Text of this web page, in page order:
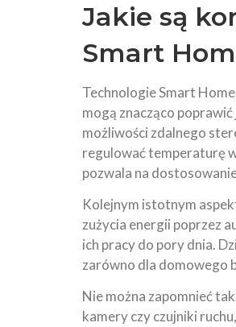
Jakie są
Smart
Technologie Smart
mogą znacząco poprawić
możliwości zdalnego
regulować temperaturę
pozwala na
Kolejnym istotnym
zużycia energii poprzez
ich pracy do pory dnia.
zarówno dla domowego
Nie można zapomnieć
kamery czy czujniki